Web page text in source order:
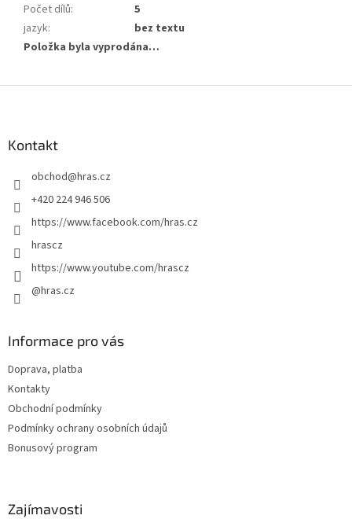
Počet dílů:
5
jazyk:
bez textu
Položka byla vyprodána…
Kontakt
obchod@hras.cz
+420 224 946 506
https://www.facebook.com/hras.cz
hrascz
https://www.youtube.com/hrascz
@hras.cz
Informace pro vás
Doprava, platba
Kontakty
Obchodní podmínky
Podmínky ochrany osobních údajů
Bonusový program
Zajímavosti